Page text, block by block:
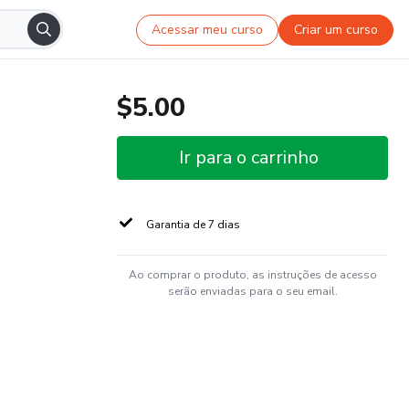
Acessar meu curso Criar um curso
$5.00
Ir para o carrinho
Garantia de 7 dias
Ao comprar o produto, as instruções de acesso
serão enviadas para o seu email.